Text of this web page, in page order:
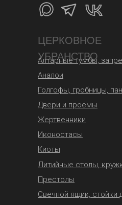
ЦЕРКОВНОЕ
УБРАНСТВО
Алтарные тумбы,
Аналои
Голгофы, гробницы,
Двери и проёмы
Жертвенники
Иконостасы
Киоты
Литийные столы,
Престолы
Свечной ящик, стойки